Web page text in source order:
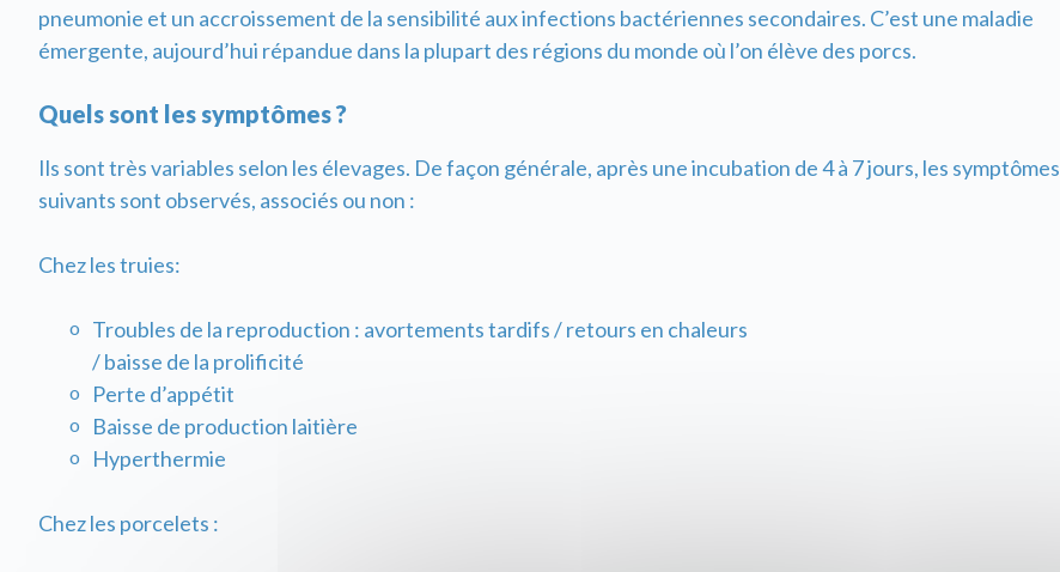
pneumonie et un accroissement de la sensibilité aux infections bactériennes secondaires. C’est une maladie
émergente, aujourd’hui répandue dans la plupart des régions du monde où l’on élève des porcs.
Quels sont les symptômes ?
Ils sont très variables selon les élevages. De façon générale, après une incubation de 4 à 7 jours, les symptômes
suivants sont observés, associés ou non :
Chez les truies:
Troubles de la reproduction : avortements tardifs / retours en chaleurs
/ baisse de la prolificité
Perte d’appétit
Baisse de production laitière
Hyperthermie
Chez les porcelets :